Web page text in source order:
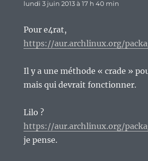
lundi 3 juin 2013 à 17 h 40 min
Pour e4rat,
https://aur.archlinux.org/
Il y a une méthode « crade »
mais qui devrait fonctionner.
Lilo ?
https://aur.archlinux.org/
je pense.